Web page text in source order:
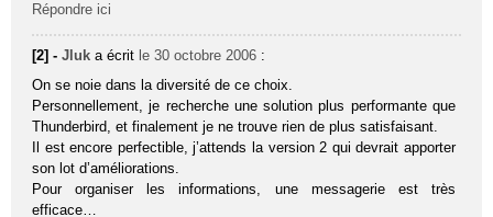
Répondre ici
[2] -Jluk a écrit le 30 octobre 2006 :
On se noie dans la diversité de ce choix.
Personnellement, je recherche une solution plus performante que
Thunderbird, et finalement je ne trouve rien de plus satisfaisant.
Il est encore perfectible, j’attends la version 2 qui devrait apporter
son lot d’améliorations.
Pour organiser les informations, une messagerie est très
efficace…